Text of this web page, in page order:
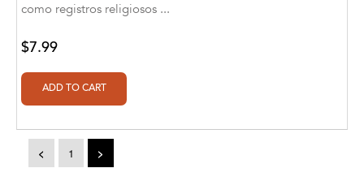
[Translator]
A.R. Vaishnadevi
Aaron Derr
Aaron Hoffmire
como registros religiosos ...
$7.99
< 1 >